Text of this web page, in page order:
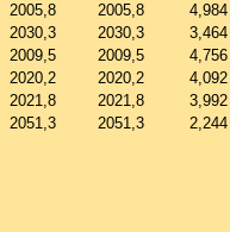
2005,8 2005,8 4,984
2030,3 2030,3 3,464
2009,5 2009,5 4,756
2020,2 2020,2 4,092
2021,8 2021,8 3,992
2051,3 2051,3 2,244